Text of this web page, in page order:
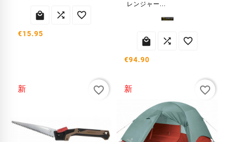
  
€15.95
レンジャー...
  
€94.90
新 favorite_border 新 favorite_border